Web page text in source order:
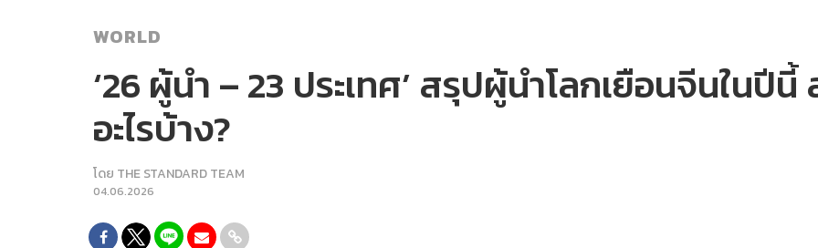
WORLD
‘26 ผู้นำ – 23 ประเทศ’ สรุปผู้นำโลกเยือนจีนในปี
อะไรบ้าง?
โดย THE STANDARD TEAM
04.06.2026